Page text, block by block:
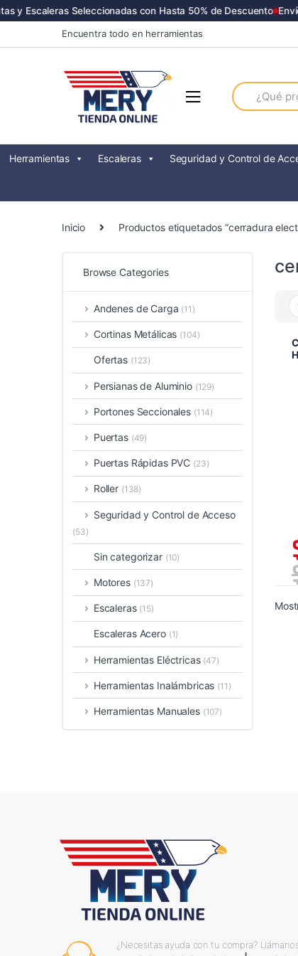
y Escaleras Seleccionadas con Hasta 50% de Descuento
to
to
Encuentra todo en herramientas
Search
for:
Herramientas Escaleras Seguridad y Control de
Inicio Productos etiquetados “cerradura
Browse Categories
Andenes de Carga (11)
Cortinas Metálicas (104)
Ofertas (123)
Persianas de Aluminio (129)
Portones Seccionales (114)
Puertas (49)
Puertas Rápidas PVC (23)
Roller (138)
Seguridad y Control de Acceso
(53)
Sin categorizar (10)
Motores (137)
Escaleras (15)
Escaleras Acero (1)
Herramientas Eléctricas (47)
Herramientas Inalámbricas (11)
Herramientas Manuales (107)
¿Necesitas ayuda con tu compra?